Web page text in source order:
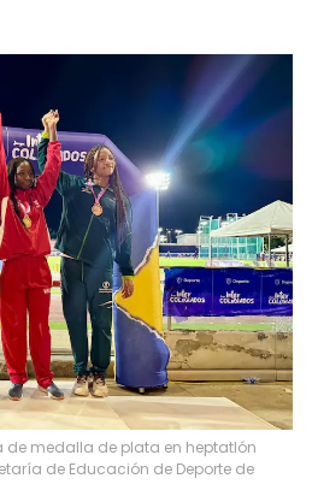
medalla de plata en heptatlón
de Educación de Deporte de